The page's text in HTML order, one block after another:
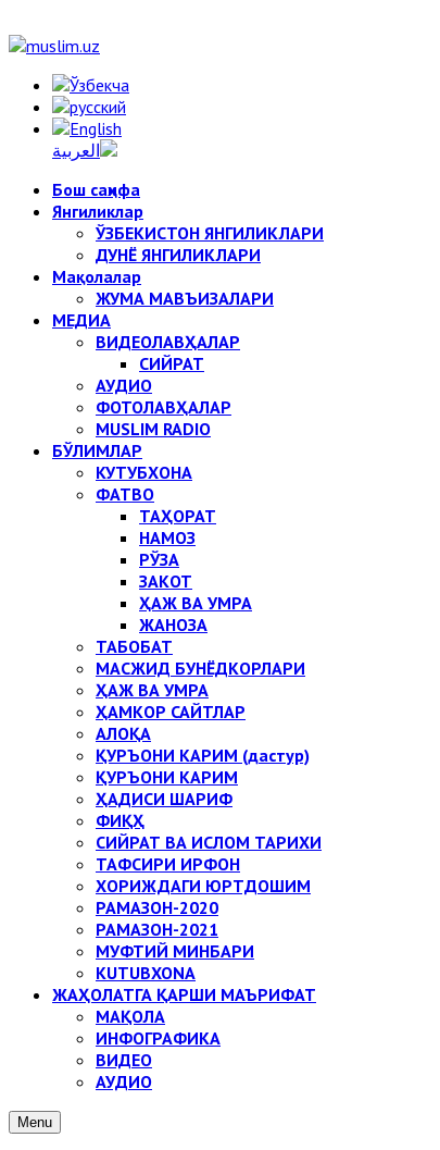
Бош саҳифа
Янгиликлар
ЎЗБЕКИСТОН ЯНГИЛИКЛАРИ
ДУНЁ ЯНГИЛИКЛАРИ
Мақолалар
ЖУМА МАВЪИЗАЛАРИ
МЕДИА
ВИДЕОЛАВҲАЛАР
СИЙРАТ
АУДИО
ФОТОЛАВҲАЛАР
MUSLIM RADIO
БЎЛИМЛАР
КУТУБХОНА
ФАТВО
ТАҲОРАТ
НАМОЗ
РЎЗА
ЗАКОТ
ҲАЖ ВА УМРА
ЖАНОЗА
ТАБОБАТ
МАСЖИД БУНЁДКОРЛАРИ
ҲАЖ ВА УМРА
ҲАМКОР САЙТЛАР
АЛОҚА
ҚУРЪОНИ КАРИМ (дастур)
ҚУРЪОНИ КАРИМ
ҲАДИСИ ШАРИФ
ФИҚҲ
СИЙРАТ ВА ИСЛОМ ТАРИХИ
ТАФСИРИ ИРФОН
ХОРИЖДАГИ ЮРТДОШИМ
РАМАЗОН-2020
РАМАЗОН-2021
МУФТИЙ МИНБАРИ
KUTUBXONA
ЖАҲОЛАТГА ҚАРШИ МАЪРИФАТ
МАҚОЛА
ИНФОГРАФИКА
ВИДЕО
АУДИО
Menu